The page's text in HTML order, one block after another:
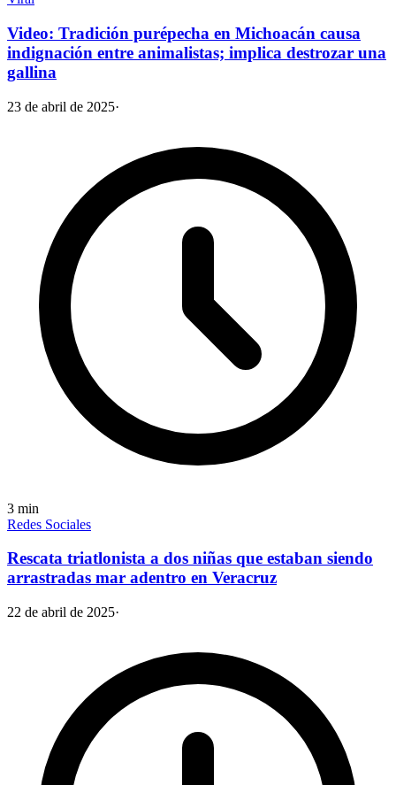
Video: Tradición purépecha en Michoacán causa
indignación entre animalistas; implica destrozar una
gallina
23 de abril de 2025·
3 min
Redes Sociales
Rescata triatlonista a dos niñas que estaban siendo
arrastradas mar adentro en Veracruz
22 de abril de 2025·